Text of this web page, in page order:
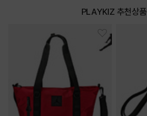
PLAYKIZ 추천상품